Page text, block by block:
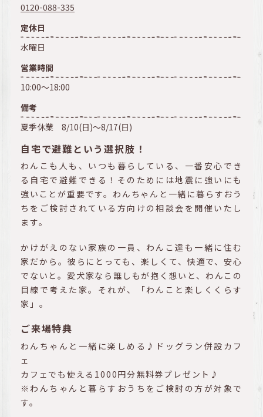
0120-088-335
定休日
水曜日
営業時間
10:00～18:00
備考
夏季休業 8/10(日)～8/17(日)
自宅で避難という選択肢！
わんこも人も、いつも暮らしている、一番安心でき
る自宅で避難できる！そのためには地震に強いにも
強いことが重要です。わんちゃんと一緒に暮らすおう
ちをご検討されている方向けの相談会を開催いたし
ます。
かけがえのない家族の一員、わんこ達も一緒に住む
家だから。彼らにとっても、楽しくて、快適で、安心
でないと。愛犬家なら誰しもが抱く想いと、わんこの
目線で考えた家。それが、「わんこと楽しくくらす
家」。
ご来場特典
わんちゃんと一緒に楽しめる♪ドッグラン併設カフ
ェ
カフェでも使える1000円分無料券プレゼント♪
※わんちゃんと暮らすおうちをご検討の方が対象で
す。